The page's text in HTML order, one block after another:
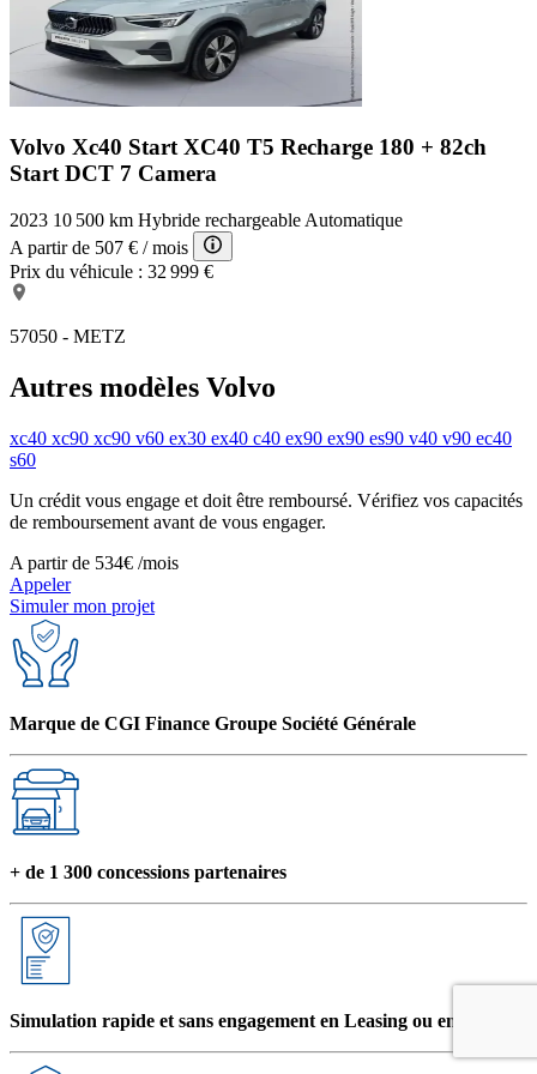
Airbag lat AV
Airbag coté passager désactivable
Système d'assistance de conduite: Reconnaissance des
panneaux de signalisation (Road Sign Information, RSI)
Système d'assistance de conduite: Assistance au démarrage en
côte (HSA)
Smartphone interface (Apple CarPlay & Android Auto)
Pare-soleil gauche avec Miroir de courtoisie éclairé(e)
Airbag genou conducteur
Antidémarrage
Colonne de direction (Volant de direction) réglable(s) en
profondeur
Keyless start
Cache bagages / Rideau occultant enroulable
échappement (gauche/droite) avec Embout chromé(e)
dossiers AR rabattable
Volvo Xc40 Start XC40 T5 Recharge 180 + 82ch
Start DCT 7 Camera
2023 10 500 km Hybride rechargeable Automatique
A partir de 507 € / mois
Prix du véhicule : 32 999 €
57050 - METZ
Autres modèles Volvo
xc40 xc90 xc90 v60 ex30 ex40 c40 ex90 ex90 es90 v40 v90 ec40
s60
Un crédit vous engage et doit être remboursé. Vérifiez vos capacités
de remboursement avant de vous engager.
A partir de 534€ /mois
Appeler
Simuler mon projet
Marque de CGI Finance Groupe Société Générale
+ de 1 300 concessions partenaires
Simulation rapide et sans engagement en Leasing ou en Crédit